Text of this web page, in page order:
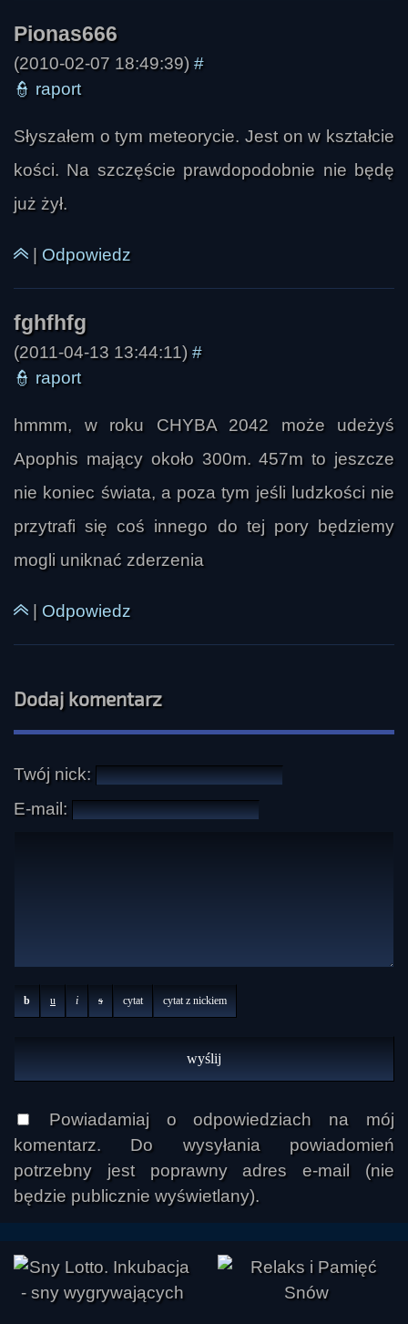
(2010-02-07 18:49:39) #
👮 raport
Słyszałem o tym meteorycie. Jest on w kształcie
kości. Na szczęście prawdopodobnie nie będę
już żył.
| Odpowiedz
(2011-04-13 13:44:11) #
👮 raport
hmmm, w roku CHYBA 2042 może udeżyś
Apophis mający około 300m. 457m to jeszcze
nie koniec świata, a poza tym jeśli ludzkości nie
przytrafi się coś innego do tej pory będziemy
mogli uniknać zderzenia
| Odpowiedz
Dodaj komentarz
Twój nick:
E-mail:
b u i s cytat cytat z nickiem
Powiadamiaj o odpowiedziach na mój
komentarz. Do wysyłania powiadomień
potrzebny jest poprawny adres e-mail (nie
będzie publicznie wyświetlany).